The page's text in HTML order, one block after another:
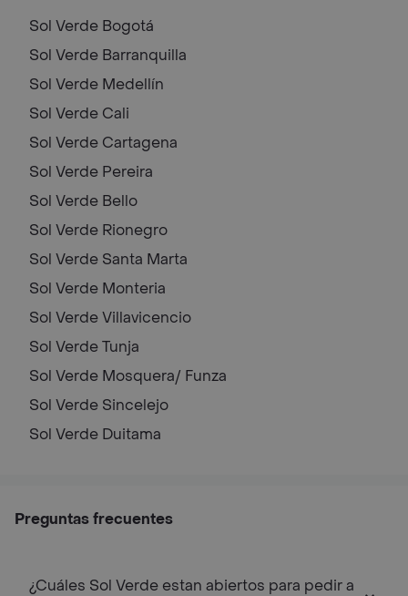
Sol Verde Bogotá
Sol Verde Barranquilla
Sol Verde Medellín
Sol Verde Cali
Sol Verde Cartagena
Sol Verde Pereira
Sol Verde Bello
Sol Verde Rionegro
Sol Verde Santa Marta
Sol Verde Monteria
Sol VerdeVillavicencio
Sol VerdeTunja
Sol Verde Mosquera/ Funza
Sol Verde Sincelejo
Sol Verde Duitama
Preguntas frecuentes
¿Cuáles Sol Verde estan abiertos para pedir a